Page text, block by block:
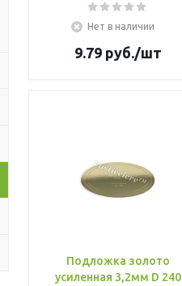
Нет в наличии
9.79руб./шт
Подложка золото
усиленная 3,2мм D 240